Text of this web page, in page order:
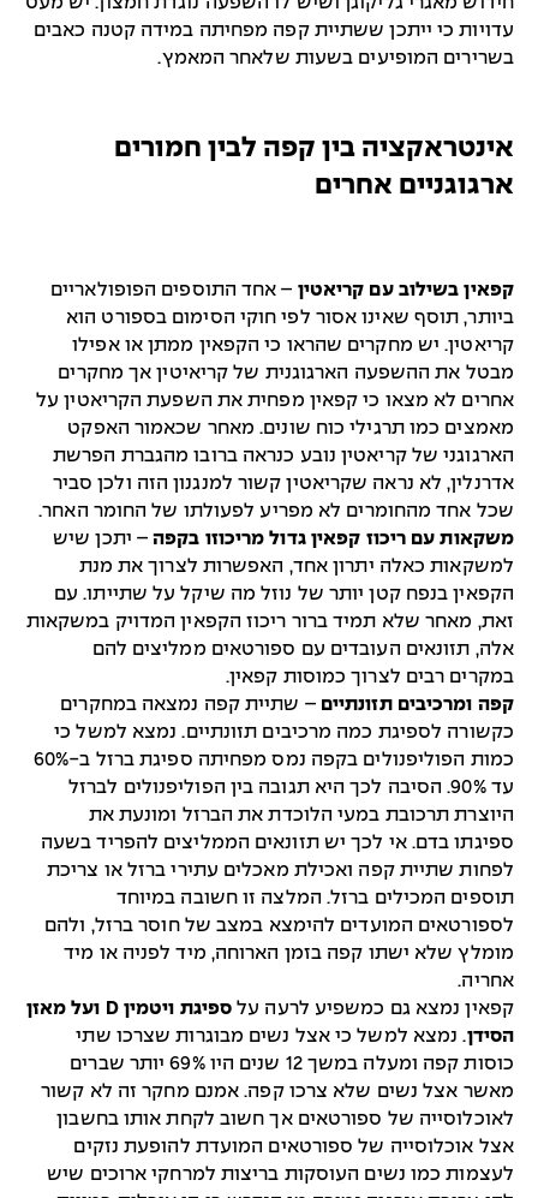
עדויות כי ייתכן ששתיית קפה מפחיתה במידה קטנה כאבים
בשרירים המופיעים בשעות שלאחר המאמץ.
אינטראקציה בין קפה לבין חמורים
ארגוגניים אחרים
קפאין בשילוב עם קריאטין – אחד התוספים הפופולאריים
ביותר, תוסף שאינו אסור לפי חוקי הסימום בספורט הוא
קריאטין. יש מחקרים שהראו כי הקפאין ממתן או אפילו
מבטל את ההשפעה הארגוגנית של קריאיטין אך מחקרים
אחרים לא מצאו כי קפאין מפחית את השפעת הקריאטין על
מאמצים כמו תרגילי כוח שונים. מאחר שכאמור האפקט
הארגוגני של קריאטין נובע כנראה ברובו מהגברת הפרשת
אדרנלין, לא נראה שקריאטין קשור למנגנון הזה ולכן סביר
שכל אחד מהחומרים לא מפריע לפעולתו של החומר האחר.
משקאות עם ריכוז קפאין גדול מריכוזו בקפה – יתכן שיש
למשקאות כאלה יתרון אחד, האפשרות לצרוך את מנת
הקפאין בנפח קטן יותר של נוזל מה שיקל על שתייתו. עם
זאת, מאחר שלא תמיד ברור ריכוז הקפאין המדויק במשקאות
אלה, תזונאים העובדים עם ספורטאים ממליצים להם
במקרים רבים לצרוך כמוסות קפאין.
קפה ומרכיבים תזונתיים – שתיית קפה נמצאה במחקרים
כקשורה לספיגת כמה מרכיבים תזונתיים. נמצא למשל כי
כמות הפוליפנולים בקפה נמס מפחיתה ספיגת ברזל ב-60%
עד 90%. הסיבה לכך היא תגובה בין הפוליפנולים לברזל
היוצרת תרכובת במעי הלוכדת את הברזל ומונעת את
ספיגתו בדם. אי לכך יש תזונאים הממליצים להפריד בשעה
לפחות שתיית קפה ואכילת מאכלים עתירי ברזל או צריכת
תוספים המכילים ברזל. המלצה זו חשובה במיוחד
לספורטאים המועדים להימצא במצב של חוסר ברזל, ולהם
מומלץ שלא ישתו קפה בזמן הארוחה, מיד לפניה או מיד
אחריה.
קפאין נמצא גם כמשפיע לרעה על
ספיגת ויטמין D ועל מאזן
הסידן. נמצא למשל כי אצל נשים מבוגרות שצרכו שתי
כוסות קפה ומעלה במשך 12 שנים היו 69% יותר שברים
מאשר אצל נשים שלא צרכו קפה. אמנם מחקר זה לא קשור
לאוכלוסייה של ספורטאים אך חשוב לקחת אותו בחשבון
אצל אוכלוסייה של ספורטאים המועדת להופעת נזקים
לעצמות כמו נשים העוסקות בריצות למרחקי ארוכים שיש